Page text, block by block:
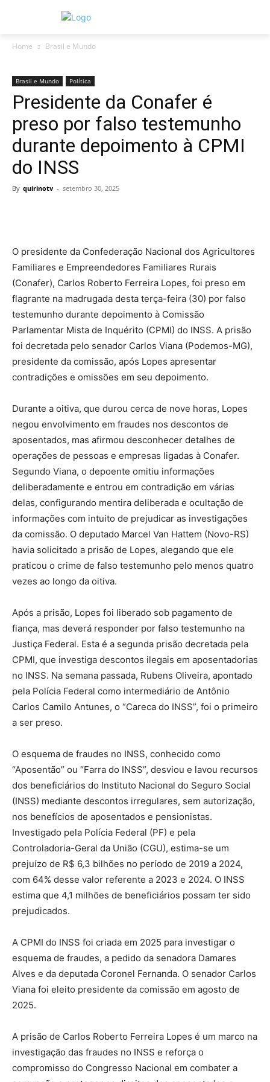
Home Brasil e Mundo
Brasil e Mundo Política
Presidente da Conafer é
preso por falso testemunho
durante depoimento à CPMI
do INSS
By quirinotv - setembro 30, 2025
O presidente da Confederação Nacional dos Agricultores
Familiares e Empreendedores Familiares Rurais
(Conafer), Carlos Roberto Ferreira Lopes, foi preso em
flagrante na madrugada desta terça-feira (30) por falso
testemunho durante depoimento à Comissão
Parlamentar Mista de Inquérito (CPMI) do INSS. A prisão
foi decretada pelo senador Carlos Viana (Podemos-MG),
presidente da comissão, após Lopes apresentar
contradições e omissões em seu depoimento.
Durante a oitiva, que durou cerca de nove horas, Lopes
negou envolvimento em fraudes nos descontos de
aposentados, mas afirmou desconhecer detalhes de
operações de pessoas e empresas ligadas à Conafer.
Segundo Viana, o depoente omitiu informações
deliberadamente e entrou em contradição em várias
delas, configurando mentira deliberada e ocultação de
informações com intuito de prejudicar as investigações
da comissão. O deputado Marcel Van Hattem (Novo-RS)
havia solicitado a prisão de Lopes, alegando que ele
praticou o crime de falso testemunho pelo menos quatro
vezes ao longo da oitiva.
Após a prisão, Lopes foi liberado sob pagamento de
fiança, mas deverá responder por falso testemunho na
Justiça Federal. Esta é a segunda prisão decretada pela
CPMI, que investiga descontos ilegais em aposentadorias
no INSS. Na semana passada, Rubens Oliveira, apontado
pela Polícia Federal como intermediário de Antônio
Carlos Camilo Antunes, o “Careca do INSS”, foi o primeiro
a ser preso.
O esquema de fraudes no INSS, conhecido como
“Aposentão” ou “Farra do INSS”, desviou e lavou recursos
dos beneficiários do Instituto Nacional do Seguro Social
(INSS) mediante descontos irregulares, sem autorização,
nos benefícios de aposentados e pensionistas.
Investigado pela Polícia Federal (PF) e pela
Controladoria-Geral da União (CGU), estima-se um
prejuízo de R$ 6,3 bilhões no período de 2019 a 2024,
com 64% desse valor referente a 2023 e 2024. O INSS
estima que 4,1 milhões de beneficiários possam ter sido
prejudicados.
A CPMI do INSS foi criada em 2025 para investigar o
esquema de fraudes, a pedido da senadora Damares
Alves e da deputada Coronel Fernanda. O senador Carlos
Viana foi eleito presidente da comissão em agosto de
2025.
A prisão de Carlos Roberto Ferreira Lopes é um marco na
investigação das fraudes no INSS e reforça o
compromisso do Congresso Nacional em combater a